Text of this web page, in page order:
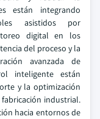
están integrando
asistidos por
digital en los
del proceso y la
avanzada de
inteligente están
y la optimización
industrial.
hacia entornos de